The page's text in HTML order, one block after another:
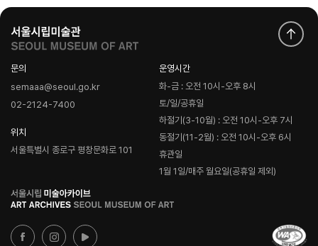
문의
semaaa@seoul.go.kr
02-2124-7400
위치
서울특별시 종로구 평창문화로 101
운영시간
화-금 : 오전 10시-오후 8시
토/일/공휴일
하절기(3-10월) : 오전 10시-오후 7시
동절기(11-2월) : 오전 10시-오후 6시
휴관일
1월 1일/매주 월요일(공휴일 제외)
로
고